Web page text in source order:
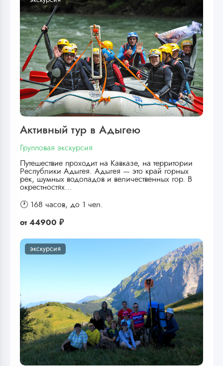
Активный тур в Адыгею
Групповая экскурсия
Путешествие проходит на Кавказе, на территории
Республики Адыгея. Адыгея — это край горных
рек, шумных водопадов и величественных гор. В
окрестностях…
🕐 168 часов, до 1 чел.
от 44900 ₽
экскурсия